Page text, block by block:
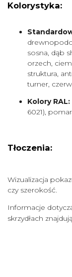
Kolorystyka:
sosna, dąb
orzech,
struktura,
turner,
Kolory RAL:
6021),
Tłoczenia:
Wizualizacja
czy szerokość.
Informacje
skrzydłach